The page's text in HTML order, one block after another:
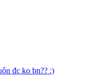
đc ko bn?? :)